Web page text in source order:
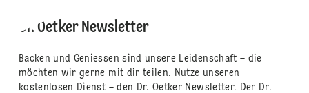
Dr. Oetker Newsletter
Backen und Geniessen sind unsere Leidenschaft – die
möchten wir gerne mit dir teilen. Nutze unseren
kostenlosen Dienst – den Dr. Oetker Newsletter. Der Dr.